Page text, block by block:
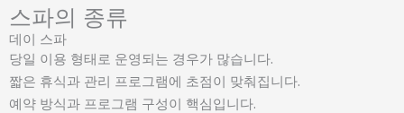
스파의 종류
데이 스파
당일 이용 형태로 운영되는 경우가 많습니다.
짧은 휴식과 관리 프로그램에 초점이 맞춰집니다.
예약 방식과 프로그램 구성이 핵심입니다.